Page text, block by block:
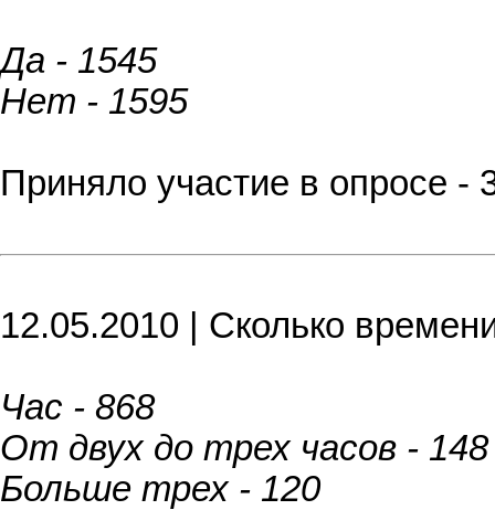
Да - 1545
Нет - 1595
Приняло участие в опросе -
12.05.2010 | Сколько
Час - 868
От двух до трех часов - 148
Больше трех - 120